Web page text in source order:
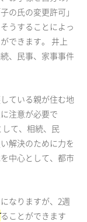
の氏の変更許可」
うすることによっ
できます。 井上
、民事、家事事件
ている親が住む地
注意が必要で
て、相続、民
解決のために力を
中心として、都市
なりますが、2週
ることができます